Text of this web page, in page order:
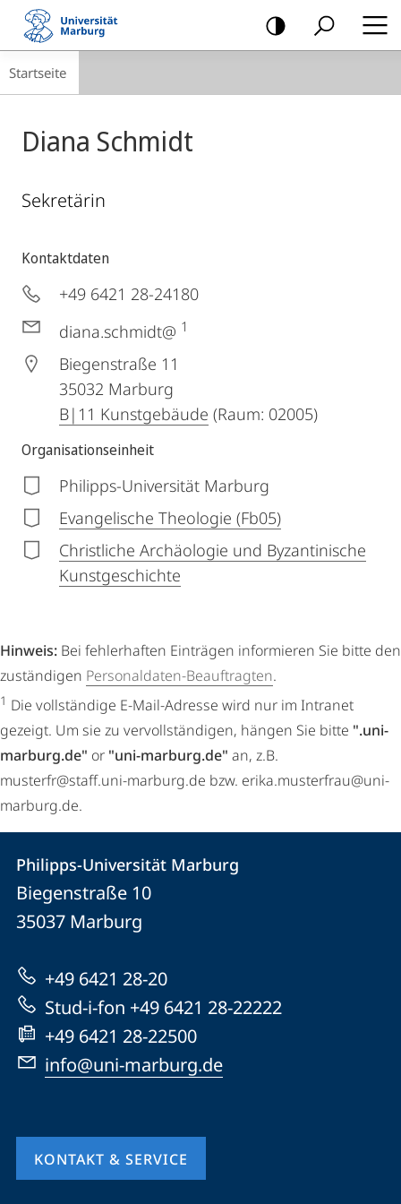
Mobile-
Navigation
Navigation
Startseite
Diana Schmidt
Sekretärin
Kontaktdaten
+49 6421 28-24180
diana.schmidt@ 1
Biegenstraße 11
35032 Marburg
B|11 Kunstgebäude (Raum: 02005)
Organisationseinheit
Philipps-Universität Marburg
Evangelische Theologie (Fb05)
Christliche Archäologie und Byzantinische
Kunstgeschichte
Hinweis: Bei fehlerhaften Einträgen informieren Sie bitte den
zuständigen Personaldaten-Beauftragten.
1 Die vollständige E-Mail-Adresse wird nur im Intranet
gezeigt. Um sie zu vervollständigen, hängen Sie bitte ".uni-
marburg.de" or "uni-marburg.de" an, z.B.
musterfr@staff.uni-marburg.de bzw. erika.musterfrau@uni-
marburg.de.
Kontakt
und
Informationen
zur
Website
Kontaktinformationen
Philipps-
Universität
Philipps-Universität Marburg
Biegenstraße 10
35037 Marburg
+49 6421 28-20
Stud-i-fon +49 6421 28-22222
+49 6421 28-22500
info@uni-marburg.de
KONTAKT & SERVICE